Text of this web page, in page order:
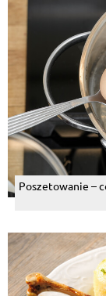
Poszetowanie –